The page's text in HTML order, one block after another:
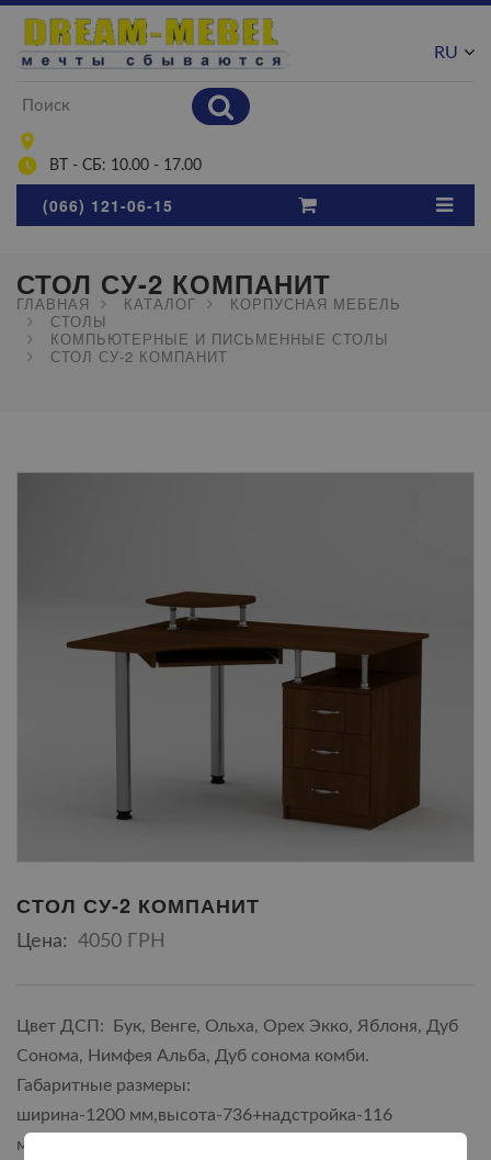
ВТ - СБ: 10.00 - 17.00
RU
(066) 121-06-15
СТОЛ СУ-2 КОМПАНИТ
ГЛАВНАЯ КАТАЛОГ
КОРПУСНАЯ МЕБЕЛЬ
СТОЛЫ
КОМПЬЮТЕРНЫЕ И ПИСЬМЕННЫЕ СТОЛЫ
СТОЛ СУ-2 КОМПАНИТ
СТОЛ СУ-2 КОМПАНИТ
Цена: 4050 ГРН
Цвет ДСП: Бук, Венге, Ольха, Орех Экко, Яблоня, Дуб
Сонома, Нимфея Альба, Дуб сонома комби.
Габаритные размеры:
ширина-1200 мм,высота-736+надстройка-116
мм,глубина-1000 мм.